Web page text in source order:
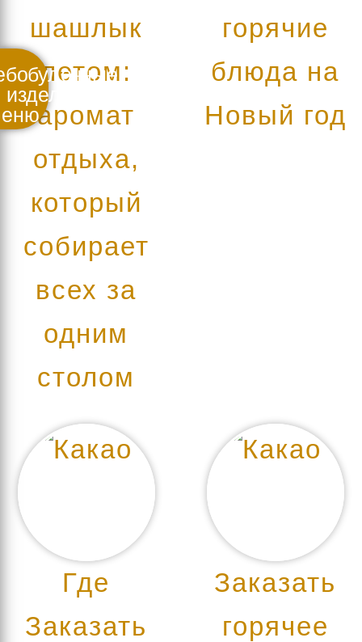
шашлык
летом:
аромат
отдыха,
который
собирает
всех за
одним
столом
горячие
блюда на
Новый год
Где
Заказать
Заказать
горячее